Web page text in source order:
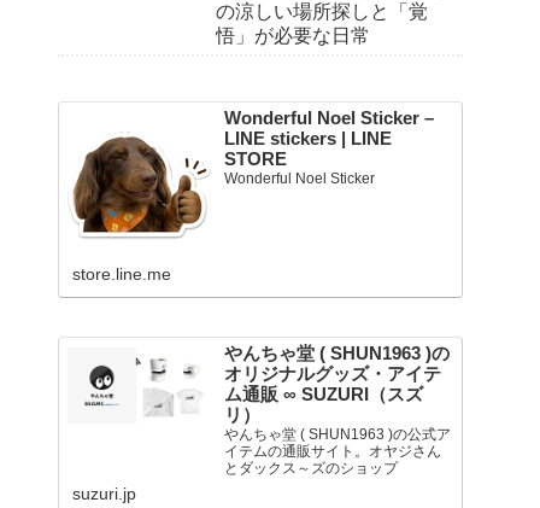
の涼しい場所探しと「覚
悟」が必要な日常
Wonderful Noel Sticker –
LINE stickers | LINE
STORE
Wonderful Noel Sticker
store.line.me
やんちゃ堂 ( SHUN1963 )の
オリジナルグッズ・アイテ
ム通販 ∞ SUZURI（スズ
リ）
やんちゃ堂 ( SHUN1963 )の公式ア
イテムの通販サイト。オヤジさん
とダックス～ズのショップ
suzuri.jp